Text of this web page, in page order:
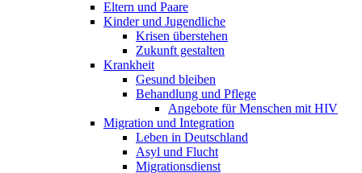
Eltern und Paare
Kinder und Jugendliche
Krisen überstehen
Zukunft gestalten
Krankheit
Gesund bleiben
Behandlung und Pflege
Angebote für Menschen mit HIV
Migration und Integration
Leben in Deutschland
Asyl und Flucht
Migrationsdienst